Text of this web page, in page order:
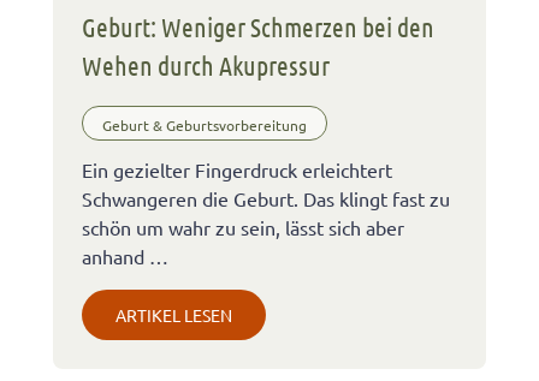
Geburt: Weniger Schmerzen bei den
Wehen durch Akupressur
Geburt & Geburtsvorbereitung
Ein gezielter Fingerdruck erleichtert
Schwangeren die Geburt. Das klingt fast zu
schön um wahr zu sein, lässt sich aber
anhand …
ARTIKEL LESEN